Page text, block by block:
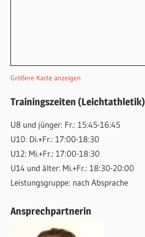
Größere Karte anzeigen
Trainingszeiten (Leichtathletik)
U8 und jünger: Fr.: 15:45-16:45
U10: Di.+Fr.: 17:00-18:30
U12: Mi.+Fr.: 17:00-18:30
U14 und älter: Mi.+Fr.: 18:30-20:00
Leistungsgruppe: nach Absprache
Ansprechpartnerin